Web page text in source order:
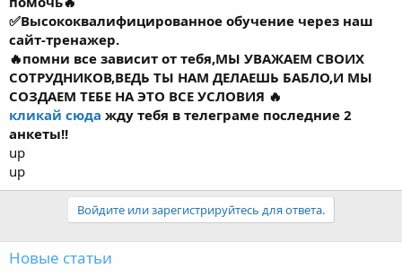
сайт-тренажер.
🔥помни все зависит от тебя,МЫ УВАЖАЕМ СВОИХ
СОТРУДНИКОВ,ВЕДЬ ТЫ НАМ ДЕЛАЕШЬ БАБЛО,И МЫ
СОЗДАЕМ ТЕБЕ НА ЭТО ВСЕ УСЛОВИЯ 🔥
кликай сюдажду тебя в телеграме последние 2
анкеты!!
up
up
Войдите или зарегистрируйтесь для ответа.
[Кейс] Почему ручная работа в Telegram убивает